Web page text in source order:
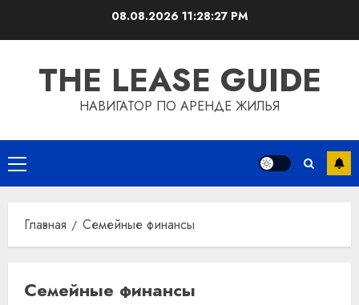
08.08.2026 11:28:27 PM
THE LEASE GUIDE
НАВИГАТОР ПО АРЕНДЕ ЖИЛЬЯ
Основное
меню
Главная Семейные финансы
Семейные финансы